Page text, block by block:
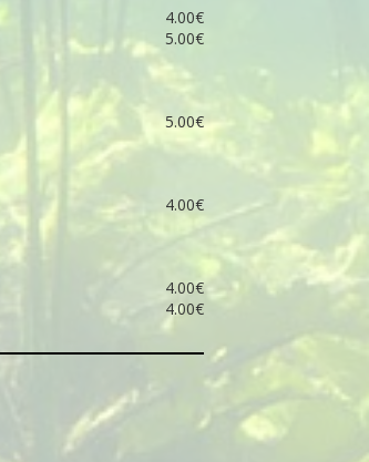
4.00€
5.00€
5.00€
4.00€
4.00€
4.00€